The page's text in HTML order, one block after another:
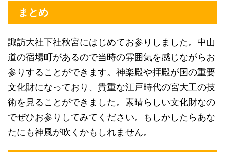
まとめ
諏訪大社下社秋宮にはじめてお参りしました。中山
道の宿場町があるので当時の雰囲気を感じながらお
参りすることができます。神楽殿や拝殿が国の重要
文化財になっており、貴重な江戸時代の宮大工の技
術を見ることができました。素晴らしい文化財なの
でぜひお参りしてみてください。もしかしたらあな
たにも神風が吹くかもしれません。